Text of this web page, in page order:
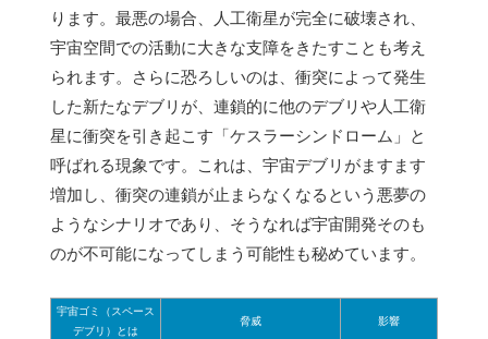
ります。最悪の場合、人工衛星が完全に破壊され、
宇宙空間での活動に大きな支障をきたすことも考え
られます。さらに恐ろしいのは、衝突によって発生
した新たなデブリが、連鎖的に他のデブリや人工衛
星に衝突を引き起こす「ケスラーシンドローム」と
呼ばれる現象です。これは、宇宙デブリがますます
増加し、衝突の連鎖が止まらなくなるという悪夢の
ようなシナリオであり、そうなれば宇宙開発そのも
のが不可能になってしまう可能性も秘めています。
宇宙ゴミ（スペース
デブリ）とは
脅威 影響